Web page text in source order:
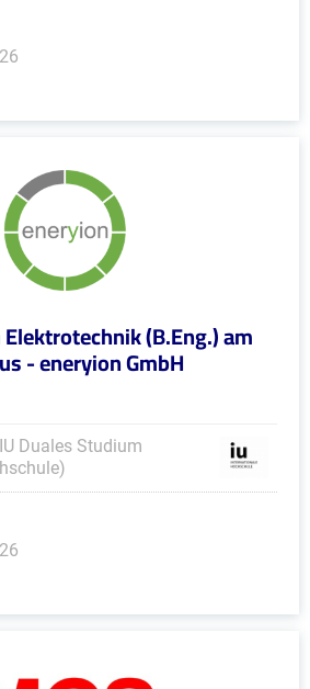
(B.Eng.) am
- eneryion GmbH
Duales Studium